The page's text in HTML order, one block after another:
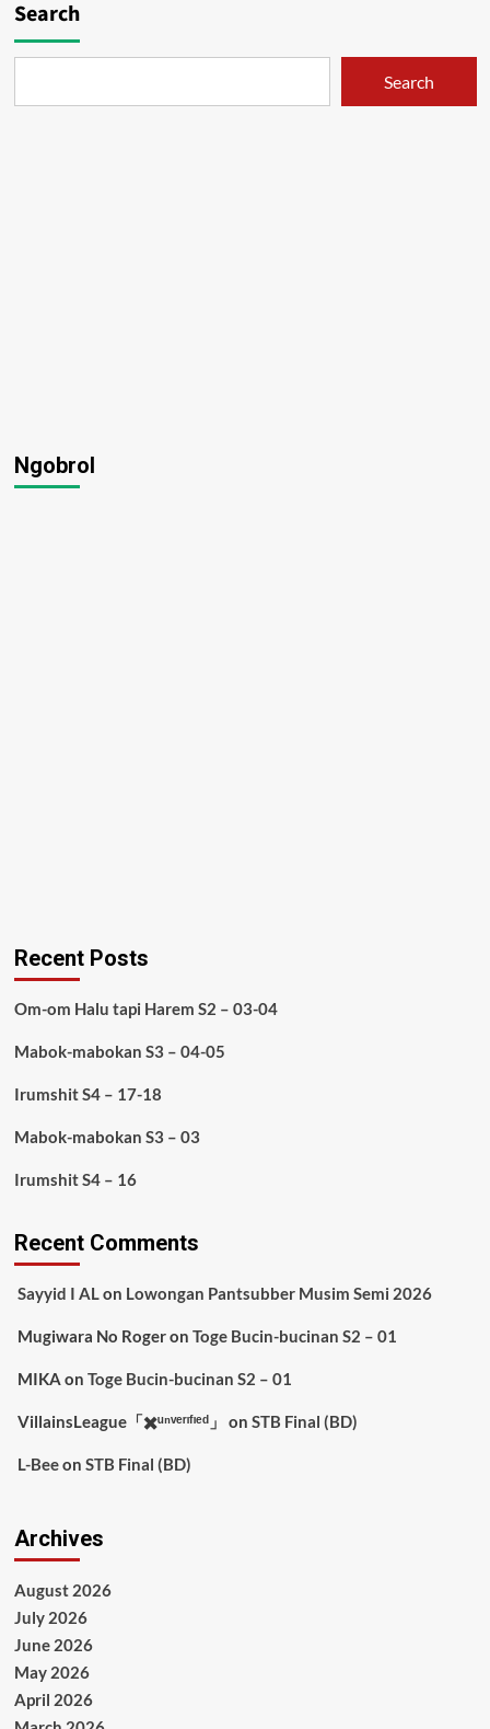
Search
Search
Ngobrol
Recent Posts
Om-om Halu tapi Harem S2 – 03-04
Mabok-mabokan S3 – 04-05
Irumshit S4 – 17-18
Mabok-mabokan S3 – 03
Irumshit S4 – 16
Recent Comments
Sayyid I ALon Lowongan Pantsubber Musim Semi 2026
Mugiwara No Rogeron Toge Bucin-bucinan S2 – 01
MIKA on Toge Bucin-bucinan S2 – 01
VillainsLeague「✖️ᵘⁿᵛᵉʳᶦᶠᶦᵉᵈ」 on STB Final (BD)
L-Beeon STB Final (BD)
Archives
August 2026
July 2026
June 2026
May 2026
April 2026